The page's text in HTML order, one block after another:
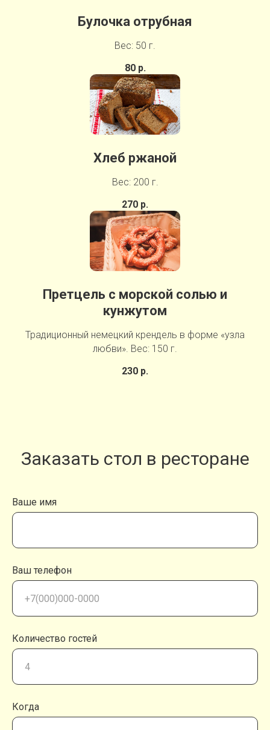
Булочка отрубная
Вес: 50 г.
80 р.
Хлеб ржаной
Вес: 200 г.
270 р.
Претцель с морской солью и
кунжутом
Традиционный немецкий крендель в форме «узла
любви». Вес: 150 г.
230 р.
Заказать стол в ресторане
Ваше имя
Ваш телефон
Количество гостей
Когда